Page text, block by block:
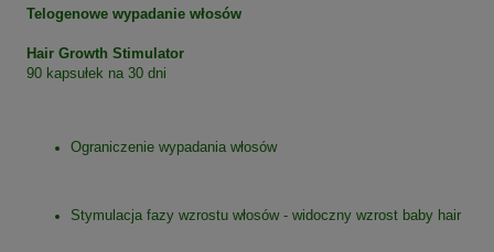
Telogenowe wypadanie włosów
Hair Growth Stimulator
90 kapsułek na 30 dni
Ograniczenie wypadania włosów
Stymulacja fazy wzrostu włosów - widoczny wzrost baby hair